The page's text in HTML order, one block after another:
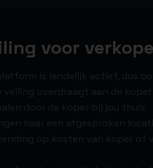
voor
is landelijk actief, dus
veiling overdraagt aan de
door de koper bij jou thuis
naar een afgesproken
op kosten van koper of